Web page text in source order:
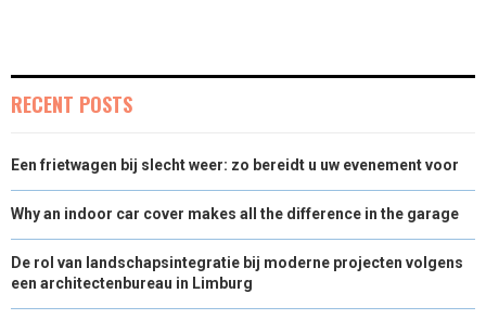
RECENT POSTS
Een frietwagen bij slecht weer: zo bereidt u uw evenement voor
Why an indoor car cover makes all the difference in the garage
De rol van landschapsintegratie bij moderne projecten volgens
een architectenbureau in Limburg